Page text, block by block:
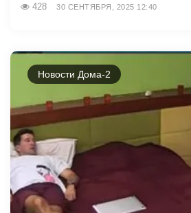
428 30 СЕНТЯБРЯ, 2025 12:40
Новости Дома-2